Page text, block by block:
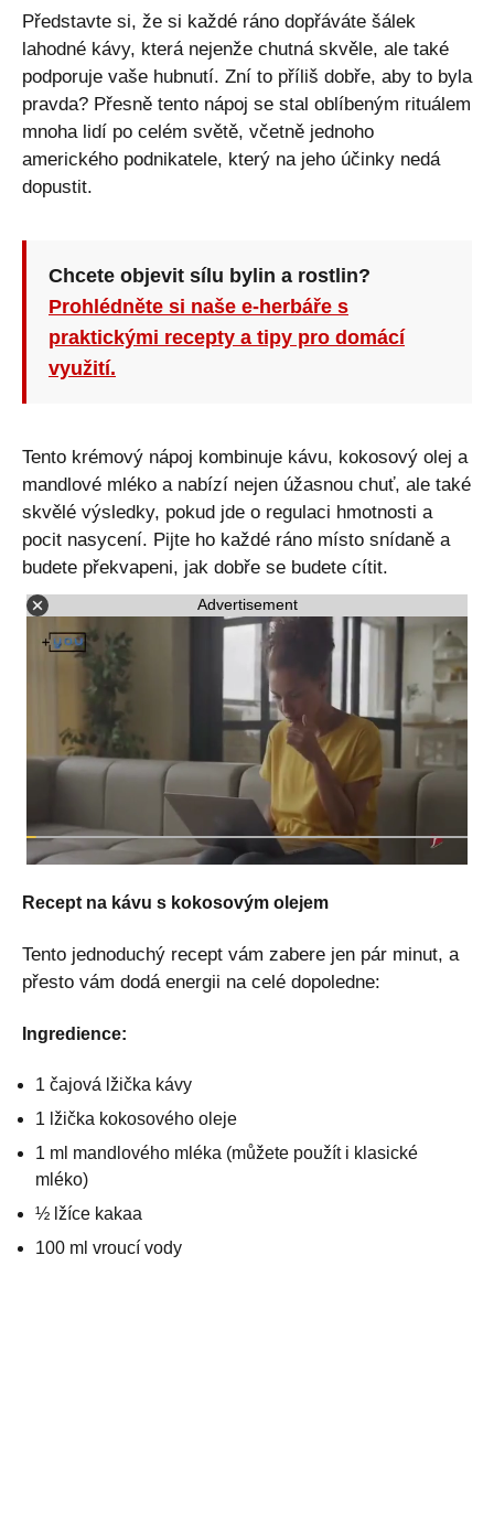
Představte si, že si každé ráno dopřáváte šálek
lahodné kávy, která nejenže chutná skvěle, ale také
podporuje vaše hubnutí. Zní to příliš dobře, aby to byla
pravda? Přesně tento nápoj se stal oblíbeným rituálem
mnoha lidí po celém světě, včetně jednoho
amerického podnikatele, který na jeho účinky nedá
dopustit.
Chcete objevit sílu bylin a rostlin?
Prohlédněte si naše e-herbáře s
praktickými recepty a tipy pro domácí
využití.
Tento krémový nápoj kombinuje kávu, kokosový olej a
mandlové mléko a nabízí nejen úžasnou chuť, ale také
skvělé výsledky, pokud jde o regulaci hmotnosti a
pocit nasycení. Pijte ho každé ráno místo snídaně a
budete překvapeni, jak dobře se budete cítit.
Advertisement
Recept na kávu s kokosovým olejem
Tento jednoduchý recept vám zabere jen pár minut, a
přesto vám dodá energii na celé dopoledne:
Ingredience:
1 čajová lžička kávy
1 lžička kokosového oleje
1 ml mandlového mléka (můžete použít i klasické
mléko)
½ lžíce kakaa
100 ml vroucí vody